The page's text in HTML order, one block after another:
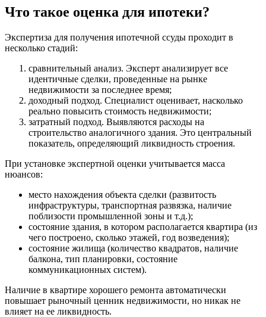
Что такое оценка для ипотеки?
Экспертиза для получения ипотечной ссуды проходит в
несколько стадий:
сравнительный анализ. Эксперт анализирует все
идентичные сделки, проведенные на рынке
недвижимости за последнее время;
доходный подход. Специалист оценивает, насколько
реально повысить стоимость недвижимости;
затратный подход. Выявляются расходы на
строительство аналогичного здания. Это центральный
показатель, определяющий ликвидность строения.
При установке экспертной оценки учитывается масса
нюансов:
место нахождения объекта сделки (развитость
инфраструктуры, транспортная развязка, наличие
поблизости промышленной зоны и т.д.);
состояние здания, в котором располагается квартира (из
чего построено, сколько этажей, год возведения);
состояние жилища (количество квадратов, наличие
балкона, тип планировки, состояние
коммуникационных систем).
Наличие в квартире хорошего ремонта автоматически
повышает рыночный ценник недвижимости, но никак не
влияет на ее ликвидность.